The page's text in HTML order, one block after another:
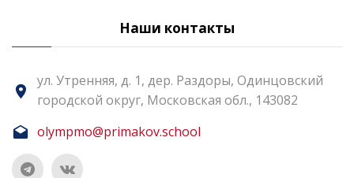
Наши контакты
ул. Утренняя, д. 1, дер. Раздоры, Одинцовский
городской округ, Московская обл., 143082
olympmo@primakov.school